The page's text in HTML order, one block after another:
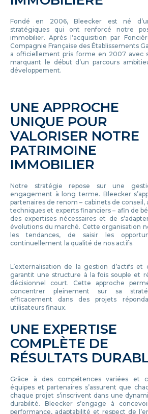
Fondé en 2006, Bleecker est né
stratégiques qui ont renforcé notre
immobilier. Après l’acquisition par
Compagnie Française des Établissements
a officiellement pris forme en 2007 avec
marquant le début d’un parcours
développement.
UNE APPROCHE
UNIQUE POUR
VALORISER NOTRE
PATRIMOINE
IMMOBILIER
Notre stratégie repose sur une
engagement à long terme. Bleecker
partenaires de renom – cabinets de
techniques et experts financiers – afin de
des expertises nécessaires et de
évolutions du marché. Cette organisation
les tendances, de saisir les
continuellement la qualité de nos actifs.
L’externalisation de la gestion d’actifs
garantit une structure à la fois souple et
décisionnel court. Cette approche
concentrer pleinement sur sa
efficacement dans des projets
utilisateurs finaux.
UNE EXPERTISE
COMPLÈTE DE
RÉSULTATS
Grâce à des compétences variées et
équipes et partenaires s’assurent que
chaque projet s’inscrivent dans une
durabilité. Bleecker s’engage à
performance, adaptabilité et respect de